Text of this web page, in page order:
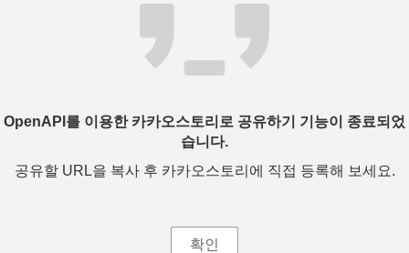
OpenAPI를 이용한 카카오스토리로 공유하기 기능이 종료되었
습니다.
공유할 URL을 복사 후 카카오스토리에 직접 등록해 보세요.
확인